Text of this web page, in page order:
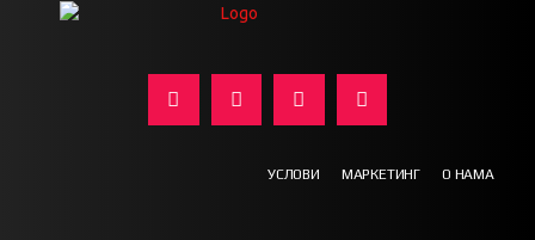
УСЛОВИ МАРКЕТИНГ О НАМА